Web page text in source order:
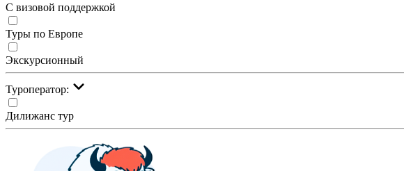
С визовой поддержкой
Туры по Европе
Экскурсионный
Туроператор:
Дилижанс тур